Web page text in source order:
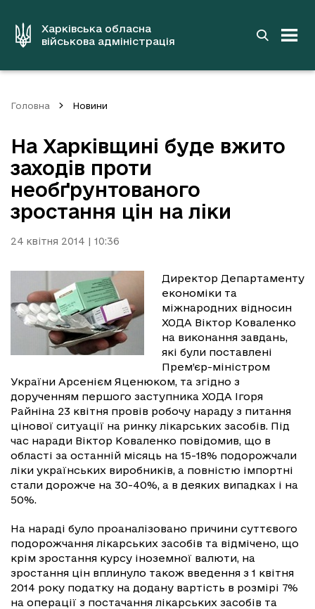
вмістуХарківська обласна
військова адміністрація
Головна Новини
На Харківщині буде вжито
заходів проти
необґрунтованого
зростання цін на ліки
24 квітня 2014 | 10:36
Директор Департаменту
економіки та
міжнародних відносин
ХОДА Віктор Коваленко
на виконання завдань,
які були поставлені
Прем’єр-міністром
України Арсенієм Яценюком, та згідно з
дорученням першого заступника ХОДА Ігоря
Райніна 23 квітня провів робочу нараду з питання
цінової ситуації на ринку лікарських засобів. Під
час наради Віктор Коваленко повідомив, що в
області за останній місяць на 15-18% подорожчали
ліки українських виробників, а повністю імпортні
стали дорожче на 30-40%, а в деяких випадках і на
50%.
На нараді було проаналізовано причини суттєвого
подорожчання лікарських засобів та відмічено, що
крім зростання курсу іноземної валюти, на
зростання цін вплинуло також введення з 1 квітня
2014 року податку на додану вартість в розмірі 7%
на операції з постачання лікарських засобів та